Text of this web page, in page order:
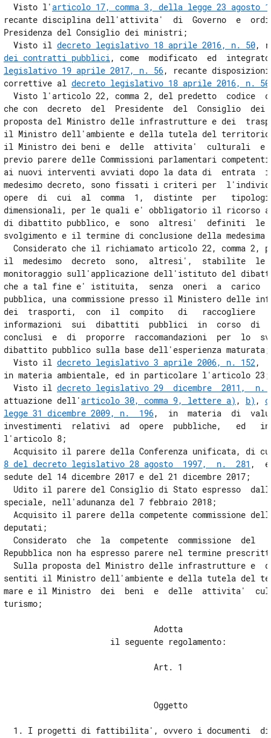
  Visto l'
articolo 17, comma 3, della legge 23 agosto
recante disciplina dell'attivita'  di  Governo  e
Presidenza del Consiglio dei ministri;
  Visto il
decreto legislativo 18 aprile 2016, n. 50,
dei contratti pubblici, come  modificato  ed
legislativo 19 aprile 2017, n. 56, recante
correttive al decreto legislativo 18 aprile 2016, n. 50
Visto l'articolo 22, comma 2, del predetto  codice
che con  decreto  del  Presidente  del  Consiglio
proposta del Ministro delle infrastrutture e dei
il Ministro dell'ambiente e della tutela del territorio
il Ministro dei beni e  delle  attivita'  culturali  e
previo parere delle Commissioni parlamentari
ai nuovi interventi avviati dopo la data di  entrata
medesimo decreto, sono fissati i criteri per
opere  di  cui  al  comma  1,  distinte  per
dimensionali, per le quali e' obbligatorio il ricorso
di dibattito pubblico, e  sono  altresi'  definiti  le
svolgimento e il termine di conclusione della
Considerato che il richiamato articolo 22, comma 2,
il  medesimo  decreto  sono,  altresi',  stabilite  le
monitoraggio sull'applicazione dell'istituto del
che a tal fine e' istituita,  senza  oneri  a  carico
pubblica, una commissione presso il Ministero delle
dei  trasporti,  con  il  compito   di   raccogliere
informazioni  sui  dibattiti  pubblici  in  corso  di
conclusi  e  di  proporre  raccomandazioni  per  lo
dibattito pubblico sulla base dell'esperienza
  Visto il
decreto legislativo 3 aprile 2006, n. 152,
in materia ambientale, ed in particolare l'articolo
  Visto il
decreto legislativo 29  dicembre  2011,  n.
attuazione dell' articolo 30, comma 9, lettere a) , b) ,
legge 31 dicembre 2009, n.  196,  in  materia  di
investimenti  relativi  ad  opere  pubbliche,   ed
l'articolo 8;
Acquisito il parere della Conferenza unificata, di
8 del decreto legislativo 28 agosto  1997,  n.  281 ,
sedute del 14 dicembre 2017 e del 21 dicembre 2017;
Udito il parere del Consiglio di Stato espresso
speciale, nell'adunanza del 7 febbraio 2018;
Acquisito il parere della competente commissione
deputati;
Considerato  che  la  competente  commissione  del
Repubblica non ha espresso parere nel termine
Sulla proposta del Ministro delle infrastrutture e
sentiti il Ministro dell'ambiente e della tutela del
mare e il Ministro  dei  beni  e  delle  attivita'
turismo;
                               Adotta
                      il seguente regolamento:
                               Art. 1
                               Oggetto
1. I progetti di fattibilita', ovvero i documenti